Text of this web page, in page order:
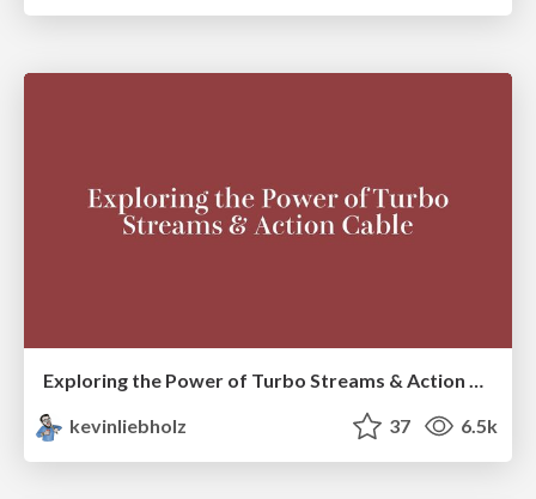
Exploring the Power of Turbo Streams & Action Cable | RailsConf2023
kevinliebholz
37 6.5k